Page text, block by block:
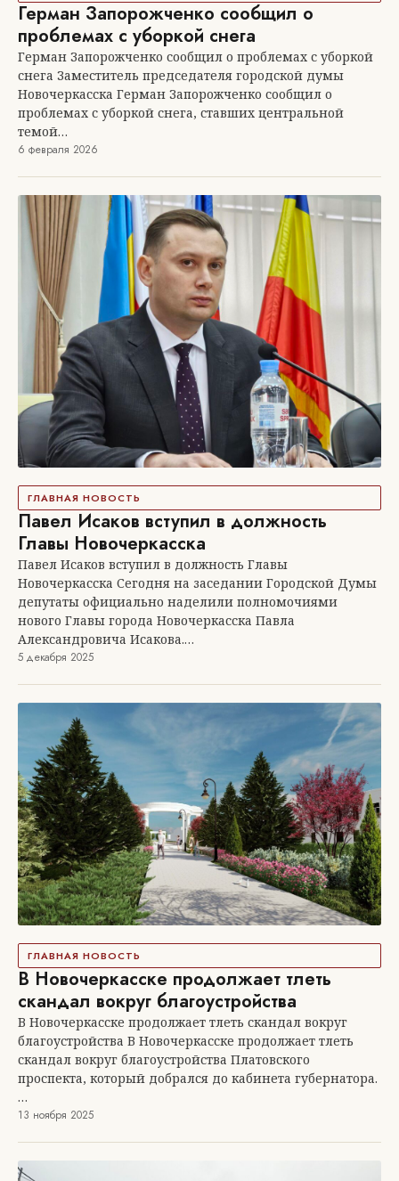
Герман Запорожченко сообщил о
проблемах с уборкой снега
Герман Запорожченко сообщил о проблемах с уборкой
снега Заместитель председателя городской думы
Новочеркасска Герман Запорожченко сообщил о
проблемах с уборкой снега, ставших центральной
темой…
6 февраля 2026
ГЛАВНАЯ НОВОСТЬ
Павел Исаков вступил в должность
Главы Новочеркасска
Павел Исаков вступил в должность Главы
Новочеркасска Сегодня на заседании Городской Думы
депутаты официально наделили полномочиями
нового Главы города Новочеркасска Павла
Александровича Исакова.…
5 декабря 2025
ГЛАВНАЯ НОВОСТЬ
В Новочеркасске продолжает тлеть
скандал вокруг благоустройства
В Новочеркасске продолжает тлеть скандал вокруг
благоустройства В Новочеркасске продолжает тлеть
скандал вокруг благоустройства Платовского
проспекта, который добрался до кабинета губернатора.
…
13 ноября 2025